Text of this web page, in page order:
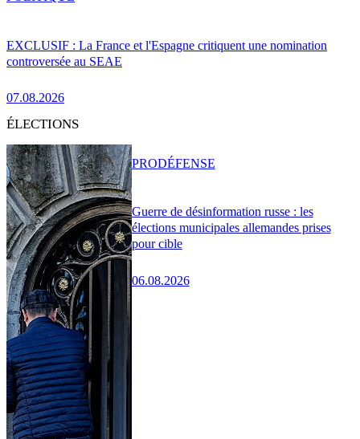
EXCLUSIF : La France et l'Espagne critiquent une nomination
controversée au SEAE
07.08.2026
ÉLECTIONS
Guerre de désinformation russe : les
élections municipales allemandes prises
pour cible
06.08.2026
PRODÉFENSE